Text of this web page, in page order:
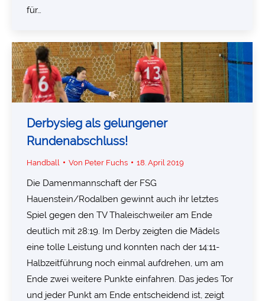
für…
Derbysieg als gelungener
Rundenabschluss!
Handball Von Peter Fuchs 18. April 2019
Die Damenmannschaft der FSG
Hauenstein/Rodalben gewinnt auch ihr letztes
Spiel gegen den TV Thaleischweiler am Ende
deutlich mit 28:19. Im Derby zeigten die Mädels
eine tolle Leistung und konnten nach der 14:11-
Halbzeitführung noch einmal aufdrehen, um am
Ende zwei weitere Punkte einfahren. Das jedes Tor
und jeder Punkt am Ende entscheidend ist, zeigt